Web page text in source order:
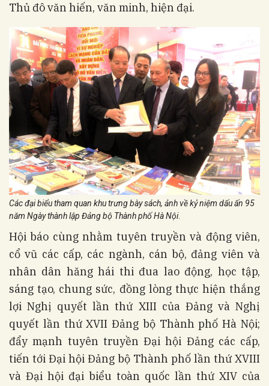
Thủ đô văn hiến, văn minh, hiện đại.
Các đại biểu tham quan khu trưng bày sách, ảnh về kỷ niệm dấu ấn 95
năm Ngày thành lập Đảng bộ Thành phố Hà Nội.
Hội báo cùng nhằm tuyên truyền và động viên,
cổ vũ các cấp, các ngành, cán bộ, đảng viên và
nhân dân hăng hái thi đua lao động, học tập,
sáng tạo, chung sức, đồng lòng thực hiện thắng
lợi Nghị quyết lần thứ XIII của Đảng và Nghị
quyết lần thứ XVII Đảng bộ Thành phố Hà Nội;
đẩy mạnh tuyên truyền Đại hội Đảng các cấp,
tiến tới Đại hội Đảng bộ Thành phố lần thứ XVIII
và Đại hội đại biểu toàn quốc lần thứ XIV của